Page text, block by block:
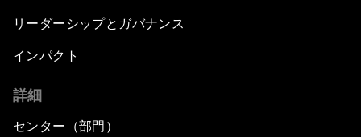
リーダーシップとガバナンス
インパクト
詳細
センター（部門）